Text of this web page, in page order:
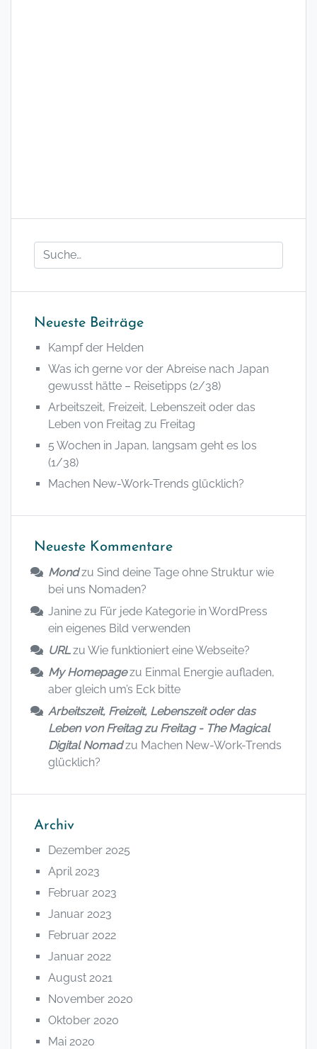
Neueste Beiträge
Kampf der Helden
Was ich gerne vor der Abreise nach Japan
gewusst hätte – Reisetipps (2/38)
Arbeitszeit, Freizeit, Lebenszeit oder das
Leben von Freitag zu Freitag
5 Wochen in Japan, langsam geht es los
(1/38)
Machen New-Work-Trends glücklich?
Neueste Kommentare
Mondzu Sind deine Tage ohne Struktur wie
bei uns Nomaden?
Janine zu Für jede Kategorie in WordPress
ein eigenes Bild verwenden
URLzu Wie funktioniert eine Webseite?
My Homepagezu Einmal Energie aufladen,
aber gleich um’s Eck bitte
Arbeitszeit, Freizeit, Lebenszeit oder das
Leben von Freitag zu Freitag - The Magical
Digital Nomadzu Machen New-Work-Trends
glücklich?
Archiv
Dezember 2025
April 2023
Februar 2023
Januar 2023
Februar 2022
Januar 2022
August 2021
November 2020
Oktober 2020
Mai 2020